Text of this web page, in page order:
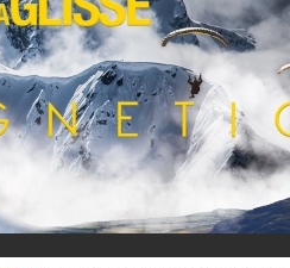
Aujourd'hui : T° Min : °C T° Max :°C
Suivez en direct l'actualité des stations